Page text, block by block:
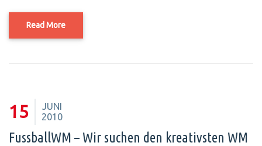
Read More
15
JUNI
2010
FussballWM – Wir suchen den kreativsten WM